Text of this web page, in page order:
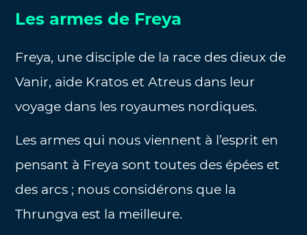
Les armes de Freya
Freya, une disciple de la race des dieux de
Vanir, aide Kratos et Atreus dans leur
voyage dans les royaumes nordiques.
Les armes qui nous viennent à l’esprit en
pensant à Freya sont toutes des épées et
des arcs ; nous considérons que la
Thrungva est la meilleure.